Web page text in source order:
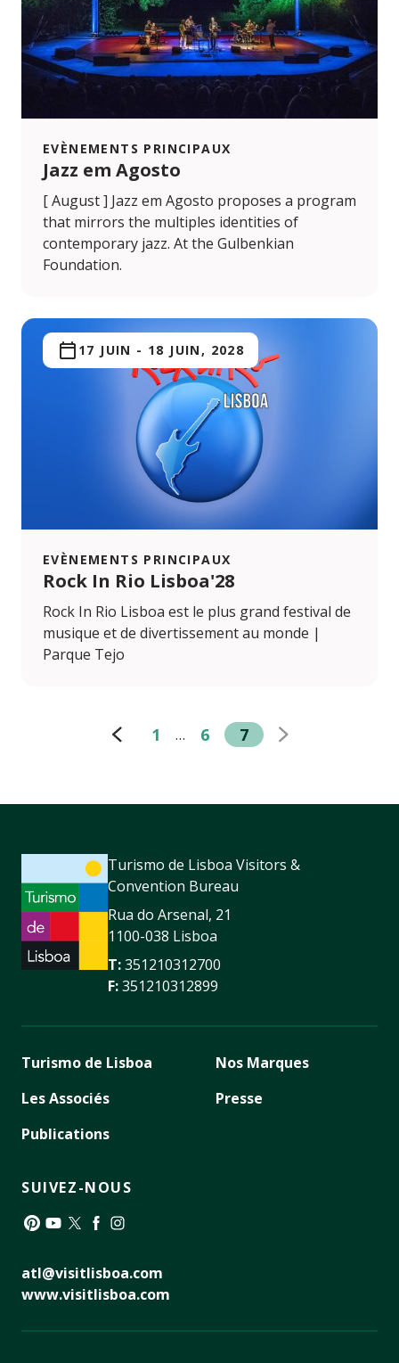
EVÈNEMENTS PRINCIPAUX
Jazz em Agosto
[ August ] Jazz em Agosto proposes a program
that mirrors the multiples identities of
contemporary jazz. At the Gulbenkian
Foundation.
EVÈNEMENTS PRINCIPAUX
Rock In Rio Lisboa'28
17 JUIN - 18 JUIN, 2028
Rock In Rio Lisboa est le plus grand festival de
musique et de divertissement au monde |
Parque Tejo
1 … 6 7
Turismo de Lisboa Visitors &
Convention Bureau
Rua do Arsenal, 21
1100-038 Lisboa
T:351210312700
F:351210312899
Turismo de Lisboa
Les Associés
Publications
Nos Marques
Presse
SUIVEZ-NOUS
atl@visitlisboa.com
www.visitlisboa.com